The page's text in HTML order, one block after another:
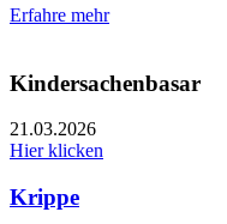
Erfahre mehr
Kindersachenbasar
21.03.2026
Hier klicken
Krippe